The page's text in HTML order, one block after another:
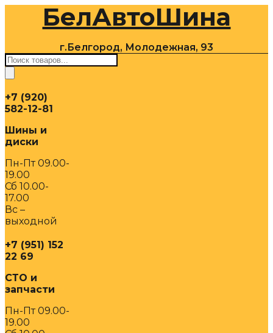
содержимомуБелАвтоШина
г.Белгород, Молодежная, 93
Поиск
товаров
+7 (920)
582-12-81
Шины и
диски
Пн-Пт 09.00-
19.00
Сб 10.00-
17.00
Вс –
выходной
+7 (951) 152
22 69
СТО и
запчасти
Пн-Пт 09.00-
19.00